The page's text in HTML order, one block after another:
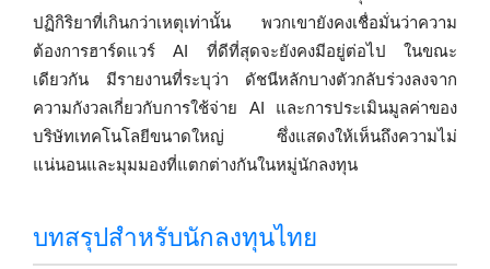
ปฏิกิริยาที่เกินกว่าเหตุเท่านั้น พวกเขายังคงเชื่อมั่นว่าความ
ต้องการฮาร์ดแวร์ AI ที่ดีที่สุดจะยังคงมีอยู่ต่อไป ในขณะ
เดียวกัน มีรายงานที่ระบุว่า ดัชนีหลักบางตัวกลับร่วงลงจาก
ความกังวลเกี่ยวกับการใช้จ่าย AI และการประเมินมูลค่าของ
บริษัทเทคโนโลยีขนาดใหญ่ ซึ่งแสดงให้เห็นถึงความไม่
แน่นอนและมุมมองที่แตกต่างกันในหมู่นักลงทุน
บทสรุปสำหรับนักลงทุนไทย